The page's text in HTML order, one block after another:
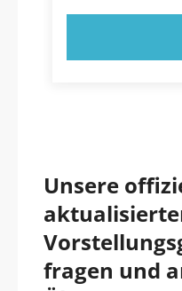
Unsere
fragen und